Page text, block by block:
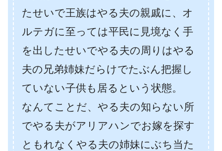
たせいで王族はやる夫の親戚に、オ
ルテガに至っては平民に見境なく手
を出したせいでやる夫の周りはやる
夫の兄弟姉妹だらけでたぶん把握し
ていない子供も居るという状態。
なんてことだ、やる夫の知らない所
でやる夫がアリアハンでお嫁を探す
ともれなくやる夫の姉妹にぶち当た